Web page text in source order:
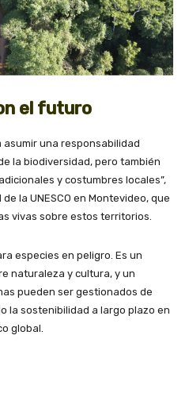
el futuro
asumir una responsabilidad
la biodiversidad, pero también
y costumbres locales”,
la UNESCO en Montevideo, que
vivas sobre estos territorios.
especies en peligro. Es un
naturaleza y cultura, y un
pueden ser gestionados de
la sostenibilidad a largo plazo en
global.